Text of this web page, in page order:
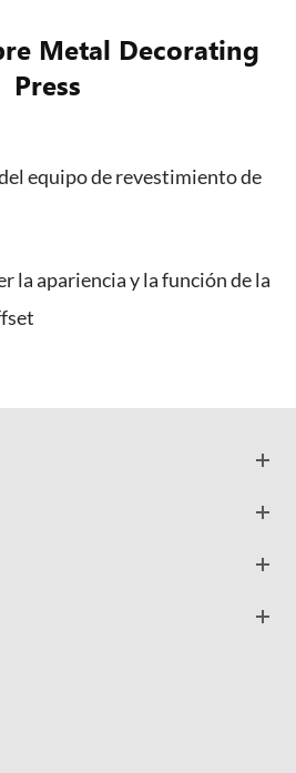
Metal Decorating
Press
equipo de revestimiento de
la apariencia y la función de la